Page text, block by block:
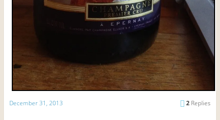
December 31, 2013 2 Replies